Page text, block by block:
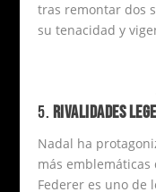
tras remontar dos
su tenacidad y
5. RIVALIDADES
Nadal ha
más emblemáticas
Federer es uno de